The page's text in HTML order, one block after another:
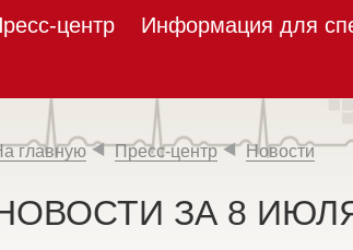
центр
Информация для
главную Пресс-центр Новости
ЗА 8